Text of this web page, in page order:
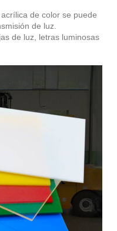
de color se puede
de luz.
de luz, letras luminosas